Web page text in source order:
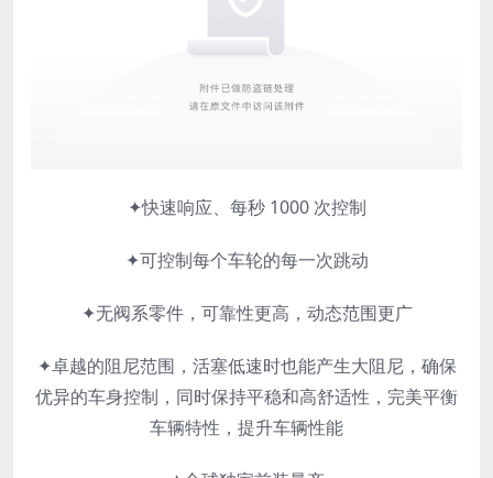
✦快速响应、每秒 1000 次控制
✦可控制每个车轮的每一次跳动
✦无阀系零件，可靠性更高，动态范围更广
✦卓越的阻尼范围，活塞低速时也能产生大阻尼， 确保
优异的车身控制，同时保持平稳和高舒适性，完美平衡
车辆特性，提升车辆性能